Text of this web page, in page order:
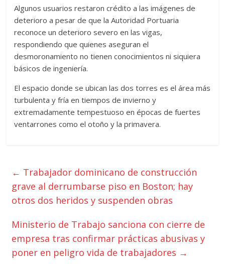
Algunos usuarios restaron crédito a las imágenes de
deterioro a pesar de que la Autoridad Portuaria
reconoce un deterioro severo en las vigas,
respondiendo que quienes aseguran el
desmoronamiento no tienen conocimientos ni siquiera
básicos de ingeniería.
El espacio donde se ubican las dos torres es el área más
turbulenta y fría en tiempos de invierno y
extremadamente tempestuoso en épocas de fuertes
ventarrones como el otoño y la primavera.
← Trabajador dominicano de construcción
grave al derrumbarse piso en Boston; hay
otros dos heridos y suspenden obras
Ministerio de Trabajo sanciona con cierre de
empresa tras confirmar prácticas abusivas y
poner en peligro vida de trabajadores →